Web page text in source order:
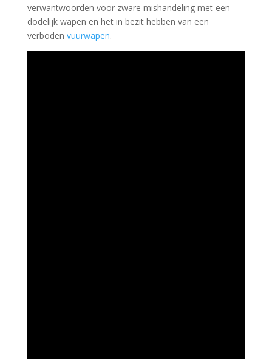
verwantwoorden voor zware mishandeling met een
dodelijk wapen en het in bezit hebben van een
verboden vuurwapen.